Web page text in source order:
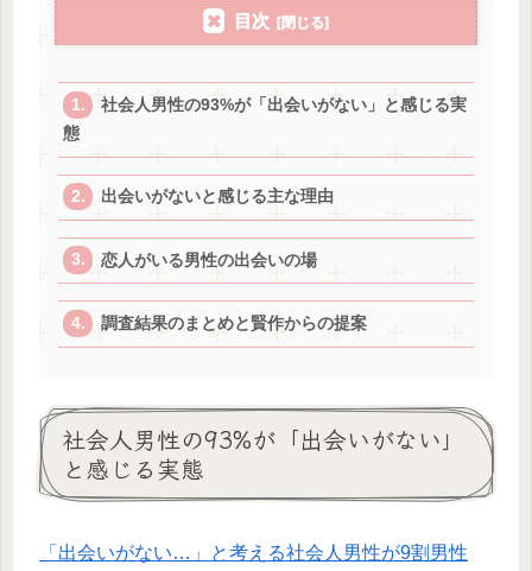
目次
社会人男性の93%が「出会いがない」と感じる実
態
出会いがないと感じる主な理由
恋人がいる男性の出会いの場
調査結果のまとめと賢作からの提案
社会人男性の93%が「出会いがない」
と感じる実態
「出会いがない…」と考える社会人男性が9割男性